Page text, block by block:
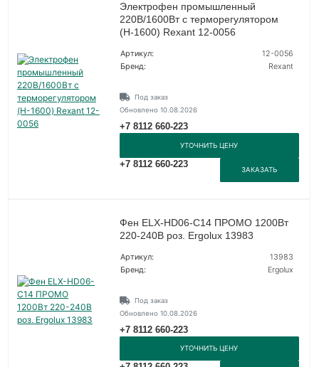
Электрофен промышленный
220В/1600Вт с терморегулятором
(H-1600) Rexant 12-0056
Артикул:
12-0056
Бренд:
Rexant
Под заказ
Обновлено 10.08.2026
+7 8112 660-223
УТОЧНИТЬ ЦЕНУ
+7 8112 660-223
ЗАКАЗАТЬ
Фен ELX-HD06-C14 ПРОМО 1200Вт
220-240В роз. Ergolux 13983
Артикул:
13983
Бренд:
Ergolux
Под заказ
Обновлено 10.08.2026
+7 8112 660-223
УТОЧНИТЬ ЦЕНУ